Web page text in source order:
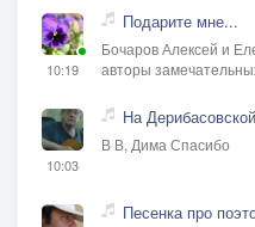
10:19
Подарите мне...
Бочаров Алексей и
авторы
10:03
На
В В, Дима Спасибо
Песенка про